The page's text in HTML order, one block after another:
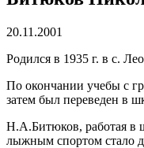
20.11.2001
Родился в 1935 г. в с.
По окончании учебы с
затем был переведен в
Н.А.Битюков, работая в
лыжным спортом стало